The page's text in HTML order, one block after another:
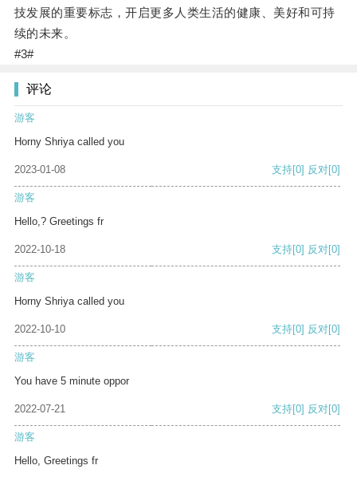
技发展的重要标志，开启更多人类生活的健康、美好和可持
续的未来。
#3#
评论
游客
Horny Shriya called you
2023-01-08 支持[0] 反对[0]
游客
Hello,? Greetings fr
2022-10-18 支持[0] 反对[0]
游客
Horny Shriya called you
2022-10-10 支持[0] 反对[0]
游客
You have 5 minute oppor
2022-07-21 支持[0] 反对[0]
游客
Hello, Greetings fr